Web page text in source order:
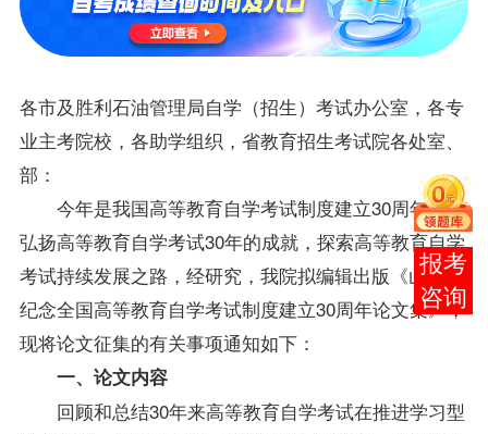
各市及胜利石油管理局自学（招生）考试办公室，各专
业主考院校，各助学组织，省教育招生考试院各处室、
部：
今年是我国高等教育自学考试制度建立30周年。为
弘扬高等教育自学考试30年的成就，探索高等教育自学
考试持续发展之路，经研究，我院拟编辑出版《山东省
纪念全国高等教育自学考试制度建立30周年论文集》，
现将论文征集的有关事项通知如下：
一、论文内容
回顾和总结30年来高等教育自学考试在推进学习型
在线
客服